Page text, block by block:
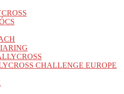
CHALLENGE EUROPE